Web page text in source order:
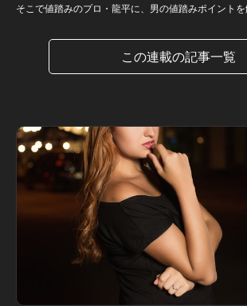
そこで値踏みのプロ・龍平に、男の値踏みポイントを
この連載の記事一覧